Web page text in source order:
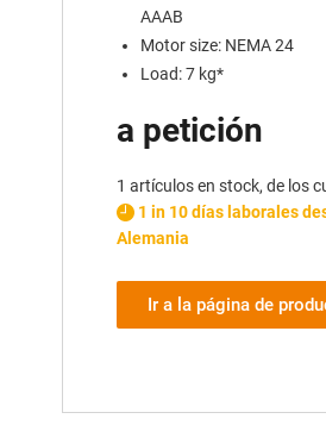
AAAB
Motor size: NEMA 24
Load: 7 kg*
a petición
1 artículos en stock, de los
1 in 10 días laborales
Alemania
Ir a la página de